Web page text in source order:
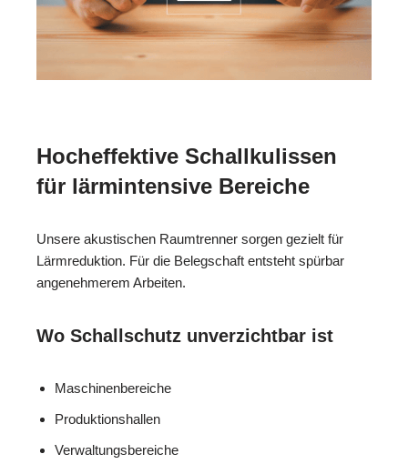
Hocheffektive Schallkulissen
für lärmintensive Bereiche
Unsere akustischen Raumtrenner sorgen gezielt für
Lärmreduktion. Für die Belegschaft entsteht spürbar
angenehmerem Arbeiten.
Wo Schallschutz unverzichtbar ist
Maschinenbereiche
Produktionshallen
Verwaltungsbereiche